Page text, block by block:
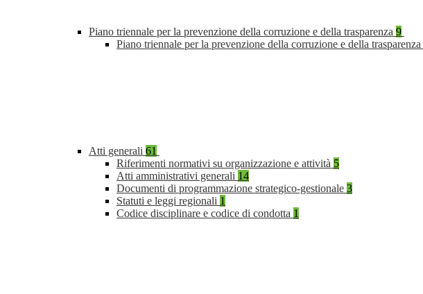
Piano triennale per la prevenzione della corruzione e della trasparenza 9
Piano triennale per la prevenzione della corruzione e della
Atti generali 61
Riferimenti normativi su organizzazione e attività 5
Atti amministrativi generali 14
Documenti di programmazione strategico-gestionale 3
Statuti e leggi regionali 1
Codice disciplinare e codice di condotta 1